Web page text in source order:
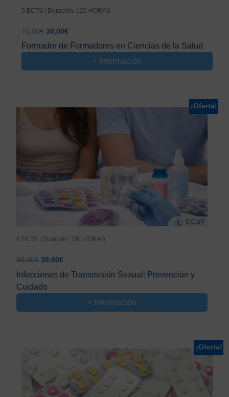
5 ECTS | Duración: 125 HORAS
75,00€ El
precio
original
75,00€.
39,00€El
precio
actual
39,00€.
Formador de Formadores en Ciencias de la Salud
+ Información
¡Oferta!
6 ECTS | Duración: 150 HORAS
80,00€ El
original
era:
39,00€El
precio
actual
Infecciones de Transmisión Sexual: Prevención y
Cuidado
+ Información
¡Oferta!